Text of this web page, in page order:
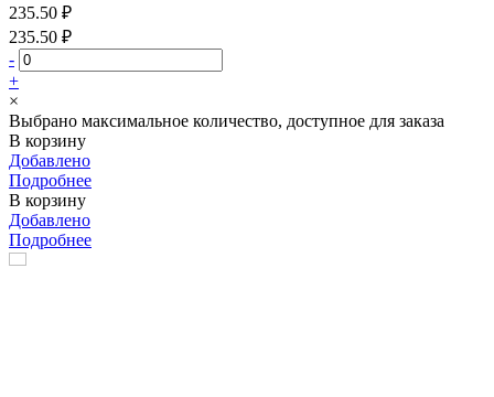
235.50 ₽
235.50 ₽
-
+
×
Выбрано максимальное количество, доступное для заказа
В корзину
Добавлено
Подробнее
В корзину
Добавлено
Подробнее